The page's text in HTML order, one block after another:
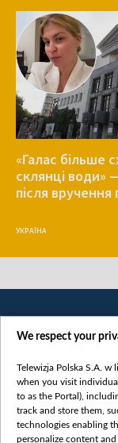
«Галас більше
склянці води»
після вручення
УКРАЇНА
We respect your
Telewizja Polska S.A. w
when you visit
to as the Portal),
track and store them,
technologies enabling
personalize content